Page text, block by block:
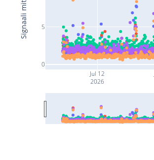
Jul 12
2026
0
5